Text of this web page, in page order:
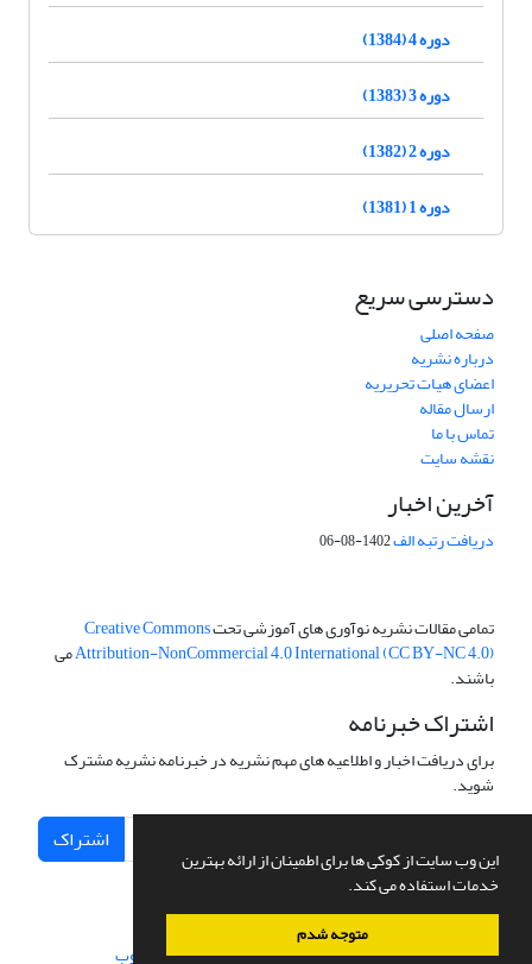
این وب سایت از کوکی ها برای اطمینان از ارائه بهترین
خدمات استفاده می کند.
متوجه شدم
دوره 4 (1384)
دوره 3 (1383)
دوره 2 (1382)
دوره 1 (1381)
دسترسی سریع
صفحه اصلی
درباره نشریه
اعضای هیات تحریریه
ارسال مقاله
تماس با ما
نقشه سایت
آخرین اخبار
دریافت رتبه الف1402-08-06
تمامی مقالات نشریه نوآوری های آموزشی تحتCreative Commons
Attribution-NonCommercial 4.0 International (CC BY-NC 4.0)می
باشند.
اشتراک خبرنامه
برای دریافت اخبار و اطلاعیه های مهم نشریه در خبرنامه نشریه مشترک
شوید.
اشتراک
سامانه مدیریت نشریات علمی.طراحی و پیاده سازی از سیناوب